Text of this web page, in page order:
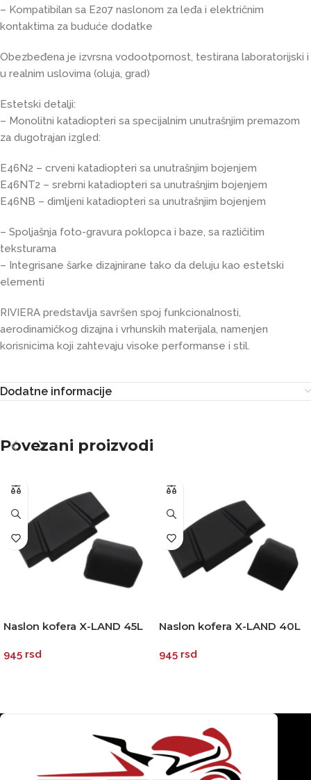
– Kompatibilan sa E207 naslonom za leđa i električnim
kontaktima za buduće dodatke
Obezbeđena je izvrsna vodootpornost, testirana laboratorijski i
u realnim uslovima (oluja, grad)
Estetski detalji:
– Monolitni katadiopteri sa specijalnim unutrašnjim premazom
za dugotrajan izgled:
E46N2 – crveni katadiopteri sa unutrašnjim bojenjem
E46NT2 – srebrni katadiopteri sa unutrašnjim bojenjem
E46NB – dimljeni katadiopteri sa unutrašnjim bojenjem
– Spoljašnja foto-gravura poklopca i baze, sa različitim
teksturama
– Integrisane šarke dizajnirane tako da deluju kao estetski
elementi
RIVIERA predstavlja savršen spoj funkcionalnosti,
aerodinamičkog dizajna i vrhunskih materijala, namenjen
korisnicima koji zahtevaju visoke performanse i stil.
Dodatne informacije
Povezani proizvodi
Naslon kofera X-LAND 45L
945 rsd
Naslon kofera X-LAND 40L
945 rsd